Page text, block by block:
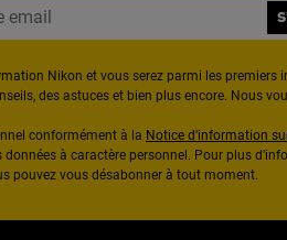
Nikon et vous serez parmi les premiers
des astuces et bien plus encore. Nous
conformément à la Notice d'information
à caractère personnel. Pour plus
pouvez vous désabonner à tout moment.